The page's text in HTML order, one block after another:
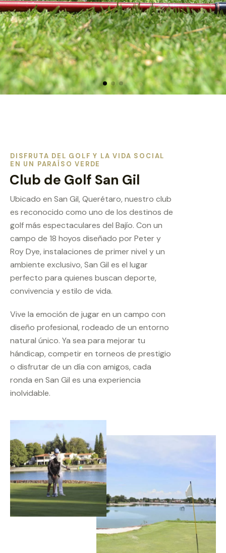
DISFRUTA DEL GOLF Y LA VIDA SOCIAL
EN UN PARAÍSO VERDE
Club de Golf San Gil
Ubicado en San Gil, Querétaro, nuestro club
es reconocido como uno de los destinos de
golf más espectaculares del Bajío. Con un
campo de 18 hoyos diseñado por Peter y
Roy Dye, instalaciones de primer nivel y un
ambiente exclusivo, San Gil es el lugar
perfecto para quienes buscan deporte,
convivencia y estilo de vida.
Vive la emoción de jugar en un campo con
diseño profesional, rodeado de un entorno
natural único. Ya sea para mejorar tu
hándicap, competir en torneos de prestigio
o disfrutar de un día con amigos, cada
ronda en San Gil es una experiencia
inolvidable.